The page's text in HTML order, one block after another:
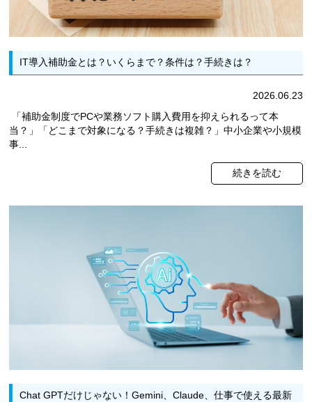
IT導入補助金とは？いくらまで？条件は？手続きは？
2026.06.23
「補助金制度でPCや業務ソフト購入費用を抑えられるって本
当？」「どこまで対象になる？手続きは複雑？」中小企業や小規模
事...
続きを読む
Chat GPTだけじゃない！Gemini、Claude、仕事で使える最新